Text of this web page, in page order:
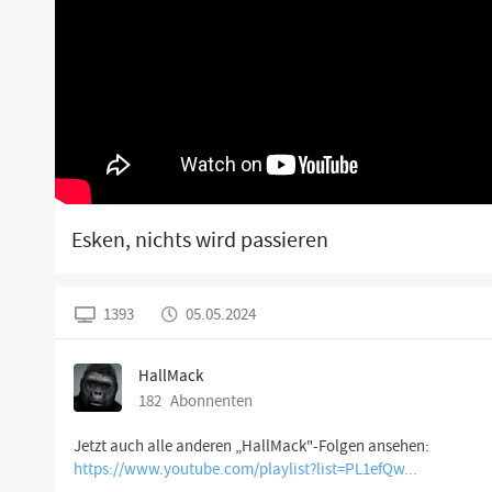
Esken, nichts wird passieren
1393 05.05.2024
HallMack
182 Abonnenten
https://www.youtube.com/playlist?list=PL1efQw...